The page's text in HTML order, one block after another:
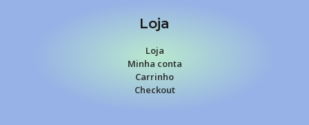
Loja
Loja
Minha conta
Carrinho
Checkout